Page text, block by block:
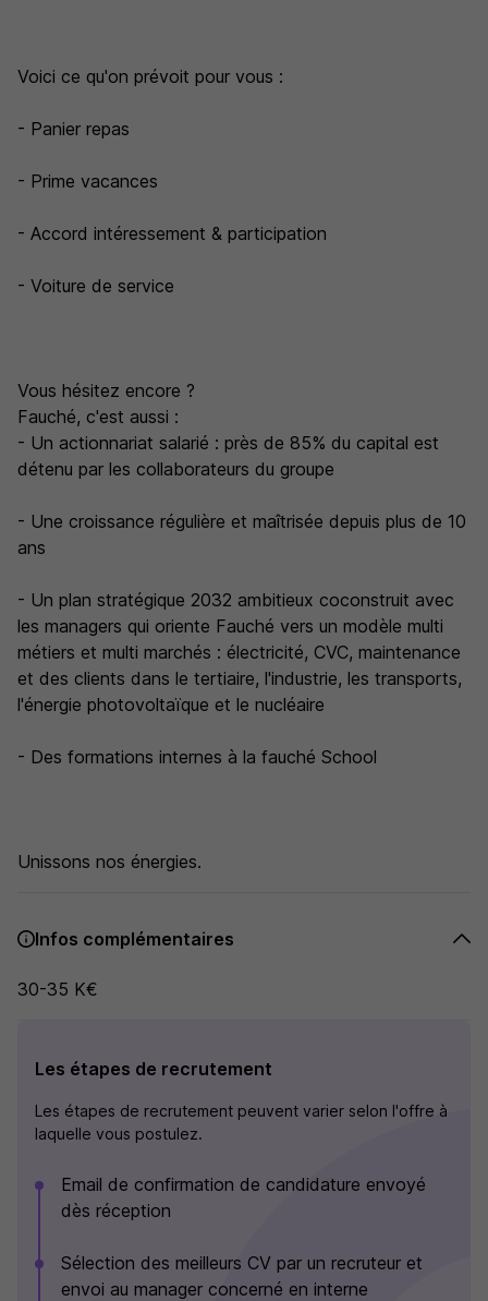
Voici ce qu'on prévoit pour vous :
- Panier repas
- Prime vacances
- Accord intéressement & participation
- Voiture de service
Vous hésitez encore ?
Fauché, c'est aussi :
- Un actionnariat salarié : près de 85% du capital est
détenu par les collaborateurs du groupe
- Une croissance régulière et maîtrisée depuis plus de 10
ans
- Un plan stratégique 2032 ambitieux coconstruit avec
les managers qui oriente Fauché vers un modèle multi
métiers et multi marchés : électricité, CVC, maintenance
et des clients dans le tertiaire, l'industrie, les transports,
l'énergie photovoltaïque et le nucléaire
- Des formations internes à la fauché School
Unissons nos énergies.
Infos complémentaires
30-35 K€
Les étapes de recrutement
Les étapes de recrutement peuvent varier selon l'offre à
laquelle vous postulez.
Email de confirmation de candidature envoyé
dès réception
Sélection des meilleurs CV par un recruteur et
envoi au manager concerné en interne